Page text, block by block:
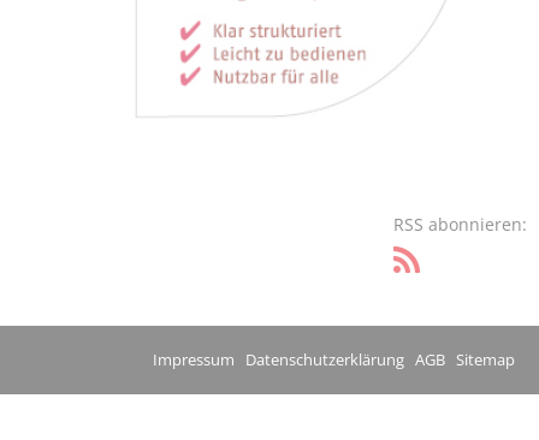
RSS abonnieren:
Impressum Datenschutzerklärung AGB Sitemap